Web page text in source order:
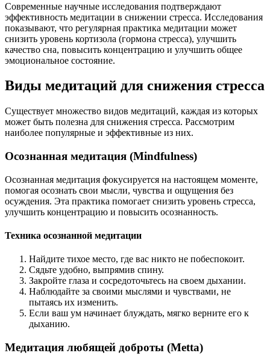
Современные научные исследования подтверждают
эффективность медитации в снижении стресса. Исследования
показывают, что регулярная практика медитации может
снизить уровень кортизола (гормона стресса), улучшить
качество сна, повысить концентрацию и улучшить общее
эмоциональное состояние.
Виды медитаций для снижения стресса
Существует множество видов медитаций, каждая из которых
может быть полезна для снижения стресса. Рассмотрим
наиболее популярные и эффективные из них.
Осознанная медитация (Mindfulness)
Осознанная медитация фокусируется на настоящем моменте,
помогая осознать свои мысли, чувства и ощущения без
осуждения. Эта практика помогает снизить уровень стресса,
улучшить концентрацию и повысить осознанность.
Техника осознанной медитации
Найдите тихое место, где вас никто не побеспокоит.
Сядьте удобно, выпрямив спину.
Закройте глаза и сосредоточьтесь на своем дыхании.
Наблюдайте за своими мыслями и чувствами, не
пытаясь их изменить.
Если ваш ум начинает блуждать, мягко верните его к
дыханию.
Медитация любящей доброты (Metta)